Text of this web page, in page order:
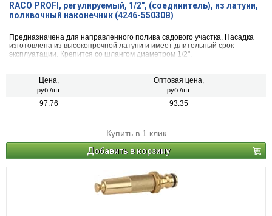
RACO PROFI, регулируемый, 1/2″, (соединитель), из латуни,
поливочный наконечник (4246-55030B)
Предназначена для направленного полива садового участка. Насадка
изготовлена из высокопрочной латуни и имеет длительный срок
эксплуатации. Крепится со шлангом диаметром 1/2".
Цена,
руб./шт.
Оптовая цена,
руб./шт.
97.76 93.35
Купить в 1 клик
Добавить в корзину